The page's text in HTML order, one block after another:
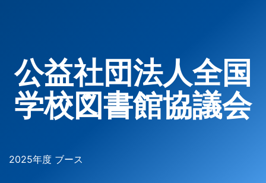
公益社団法人全国
学校図書館協議会
2025年度 ブース